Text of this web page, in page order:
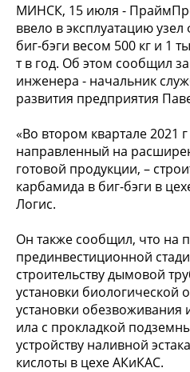
МИНСК, 15 июля -
ввело в эксплуатацию
биг-бэги весом 500 кг и 1
т в год. Об этом сообщил
инженера - начальник
развития предприятия
«Во втором квартале 2021
направленный на
готовой продукции, –
карбамида в биг-бэги в
Логис.
Он также сообщил, что на
прединвестиционной
строительству дымовой
установки биологической
установки обезвоживания
ила с прокладкой
устройству наливной
кислоты в цехе АКиКАС.